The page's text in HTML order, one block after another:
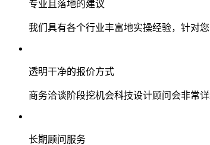
专业且落地的建议
我们具有各个行业丰富地实操经验，针对
透明干净的报价方式
商务洽谈阶段挖机会科技设计顾问会非常
长期顾问服务